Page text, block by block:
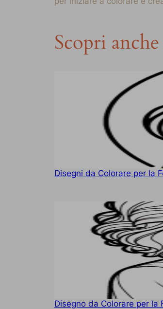
Scopri
Disegni da Colorare per la
Disegno da Colorare per